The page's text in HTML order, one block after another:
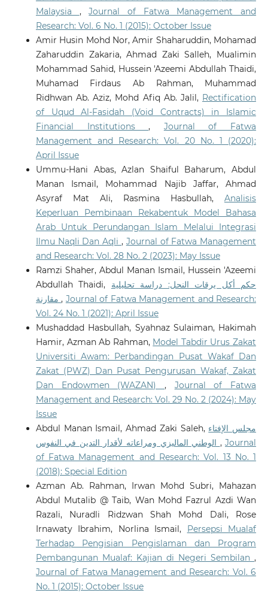
Malaysia ,Journal of Fatwa Management and
Research: Vol. 6 No. 1 (2015): October Issue
Amir Husin Mohd Nor, Amir Shaharuddin, Mohamad
Zaharuddin Zakaria, Ahmad Zaki Salleh, Mualimin
Mohammad Sahid, Hussein 'Azeemi Abdullah Thaidi,
Muhamad Firdaus Ab Rahman, Muhammad
Ridhwan Ab. Aziz, Mohd Afiq Ab. Jalil, Rectification
of Uqud Al-Fasidah (Void Contracts) in Islamic
Financial Institutions, Journal of Fatwa
Management and Research: Vol. 20 No. 1 (2020):
April Issue
Ummu-Hani Abas, Azlan Shaiful Baharum, Abdul
Manan Ismail, Mohammad Najib Jaffar, Ahmad
Asyraf Mat Ali, Rasmina Hasbullah,Analisis
Keperluan Pembinaan Rekabentuk Model Bahasa
Arab Untuk Perundangan Islam Melalui Integrasi
Ilmu Naqli Dan Aqli , Journal of Fatwa Management
and Research: Vol. 28 No. 2 (2023): May Issue
Ramzi Shaher, Abdul Manan Ismail, Hussein 'Azeemi
Abdullah Thaidi, حكم أكل يرقات النحل: دراسة تحليلية
مقارنة, Journal of Fatwa Management and Research:
Vol. 24 No. 1 (2021): April Issue
Mushaddad Hasbullah, Syahnaz Sulaiman, Hakimah
Hamir, Azman Ab Rahman, Model Tabdir Urus Zakat
Universiti Awam: Perbandingan Pusat Wakaf Dan
Zakat (PWZ) Dan Pusat Pengurusan Wakaf, Zakat
Dan Endowmen (WAZAN) , Journal of Fatwa
Management and Research: Vol. 29 No. 2 (2024): May
Issue
Abdul Manan Ismail, Ahmad Zaki Saleh, مجلس الإفتاء
,Journal
of Fatwa Management and Research: Vol. 13 No. 1
(2018): Special Edition
Azman Ab. Rahman, Irwan Mohd Subri, Mahazan
Abdul Mutalib @ Taib, Wan Mohd Fazrul Azdi Wan
Razali, Nuradli Ridzwan Shah Mohd Dali, Rose
Irnawaty Ibrahim, Norlina Ismail, Persepsi Mualaf
Terhadap Pengisian Pengislaman dan Program
Pembangunan Mualaf: Kajian di Negeri Sembilan,
Journal of Fatwa Management and Research: Vol. 6
No. 1 (2015): October Issue